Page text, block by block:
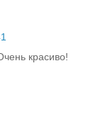
красиво!